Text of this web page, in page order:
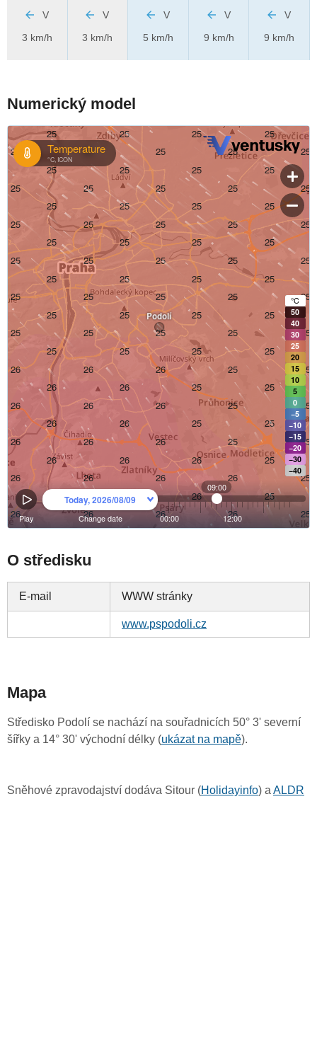
V
3 km/h
V
3 km/h
V
5 km/h
V
9 km/h
V
9 km/h
Numerický model
O středisku
E-mail WWW stránky
www.pspodoli.cz
Mapa
Středisko Podolí se nachází na souřadnicích 50° 3' severní
šířky a 14° 30' východní délky (ukázat na mapě).
Sněhové zpravodajství dodáva Sitour (Holidayinfo) aALDR